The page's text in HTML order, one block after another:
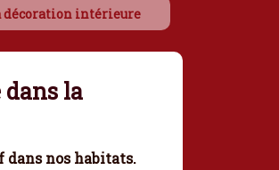
décoration intérieure
la
nos habitats.